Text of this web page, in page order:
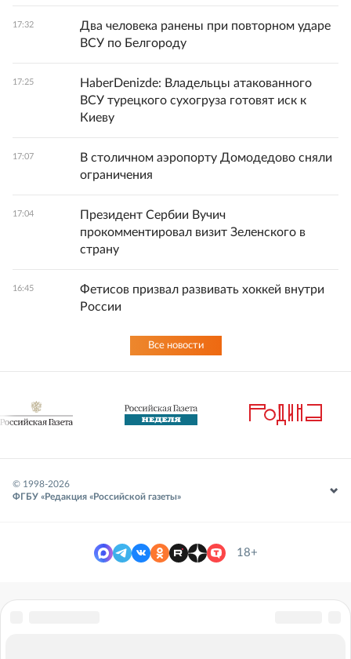
17:32
Два человека ранены при повторном ударе
ВСУ по Белгороду
17:25
HaberDenizde: Владельцы атакованного
ВСУ турецкого сухогруза готовят иск к
Киеву
17:07
В столичном аэропорту Домодедово сняли
ограничения
17:04
Президент Сербии Вучич
прокомментировал визит Зеленского в
страну
16:45
Фетисов призвал развивать хоккей внутри
России
Все новости
© 1998-2026
ФГБУ «Редакция «Российской газеты»
18+